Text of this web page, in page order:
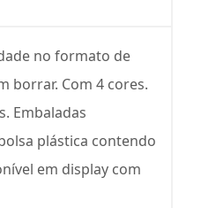
no formato de
borrar. Com 4 cores.
Embaladas
plástica contendo
em display com